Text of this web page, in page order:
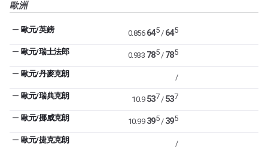
歐洲
— 歐元/英鎊 0.856 645/ 645
— 歐元/瑞士法郎 0.933 785/ 785
— 歐元/丹麥克朗 /
— 歐元/瑞典克朗 10.9 537 / 537
— 歐元/挪威克朗 10.99 395/ 395
— 歐元/捷克克朗 /